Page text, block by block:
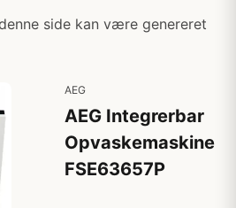
side kan være genereret
AEG
AEG Integrerbar
Opvaskemaskine
FSE63657P